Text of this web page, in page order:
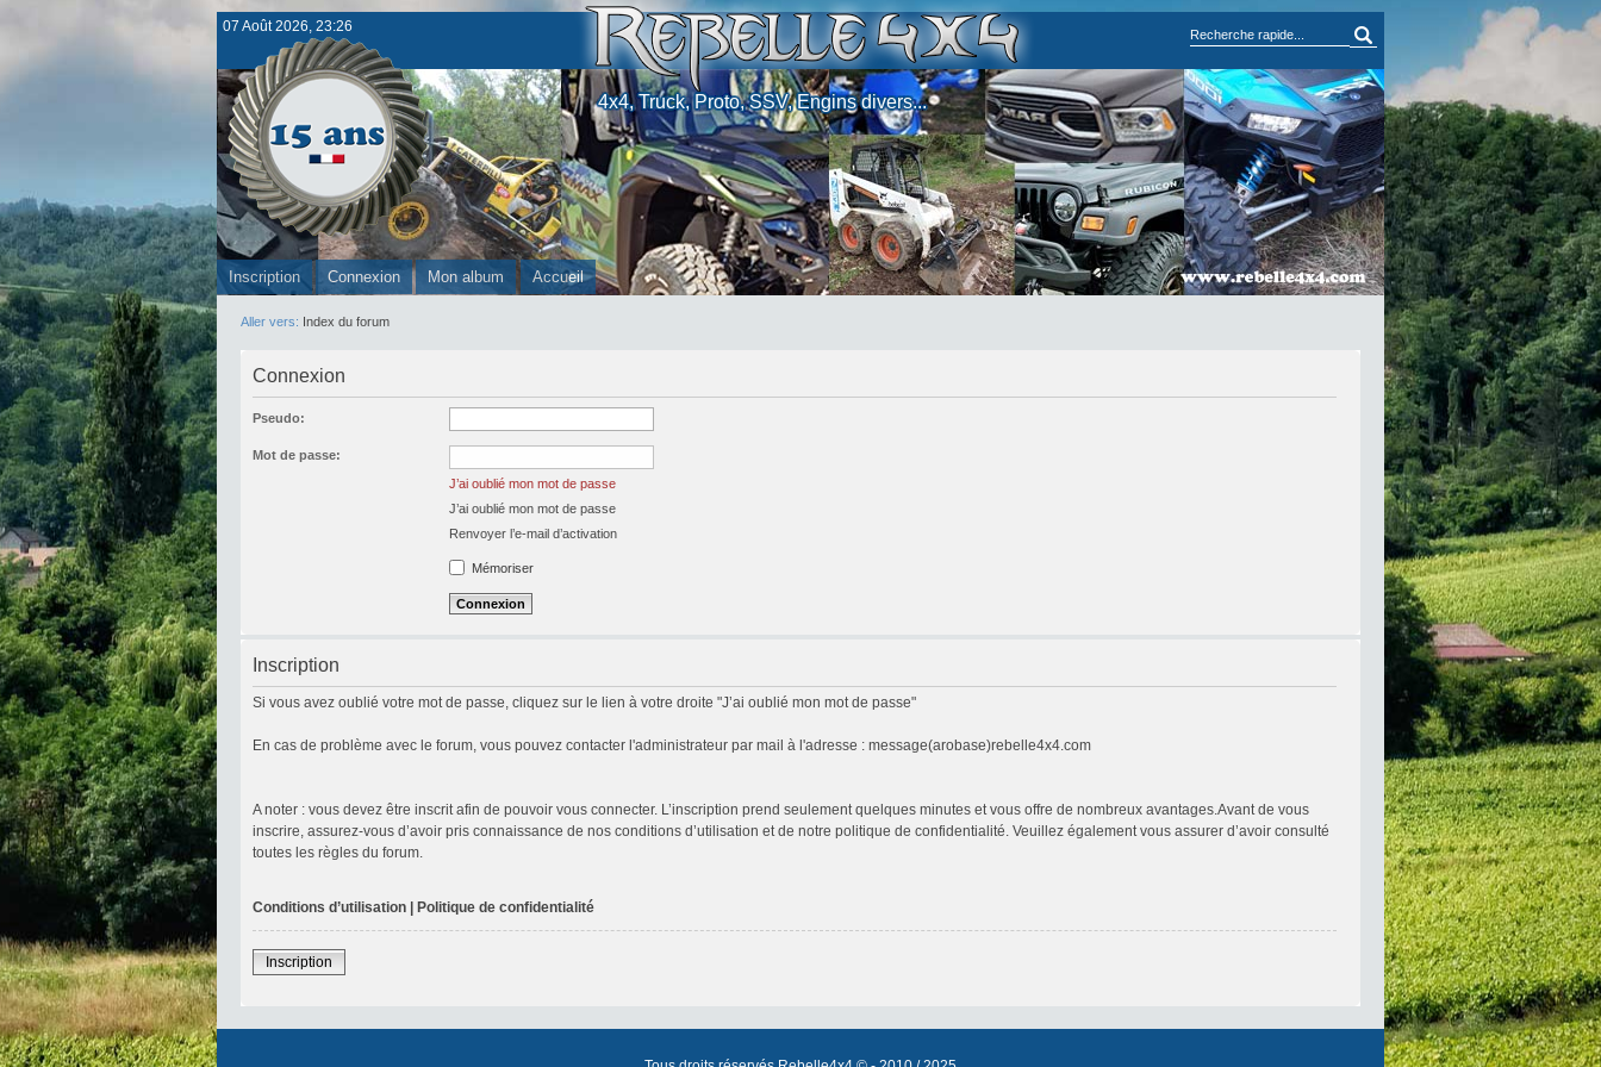
07 Août 2026, 23:26
Inscription Connexion Mon album Accueil
4x4, Truck, Proto, SSV, Engins divers...
Aller vers: Index du forum
Connexion
Pseudo:
Mot de passe:
J’ai oublié mon mot de passe
J’ai oublié mon mot de passe
Renvoyer l’e-mail d’activation
Mémoriser
Inscription
Si vous avez oublié votre mot de passe, cliquez sur le lien à votre droite "J’ai oublié mon mot de passe"
En cas de problème avec le forum, vous pouvez contacter l'administrateur par mail à l'adresse : message(arobase)rebelle4x4.com
A noter : vous devez être inscrit afin de pouvoir vous connecter. L’inscription prend seulement quelques minutes et vous offre de nombreux avantages.Avant de vous
inscrire, assurez-vous d’avoir pris connaissance de nos conditions d’utilisation et de notre politique de confidentialité. Veuillez également vous assurer d’avoir consulté
toutes les règles du forum.
Conditions d’utilisation Politique de confidentialité
Inscription